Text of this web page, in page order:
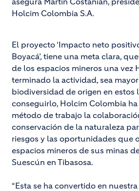
Holcim Colombia S.A.
El proyecto ‘Impacto neto
Boyacá’, tiene una meta clara,
de los espacios mineros una vez
terminado la actividad, sea
biodiversidad de origen en estos
conseguirlo, Holcim Colombia
método de trabajo la
conservación de la naturaleza
riesgos y las oportunidades que
espacios mineros de sus minas
Suescún en Tibasosa.
“Esta se ha convertido en